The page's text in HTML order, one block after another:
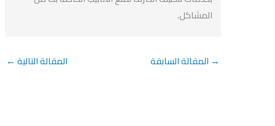
المشاكل.
المقالة السابقة المقالة التالية←